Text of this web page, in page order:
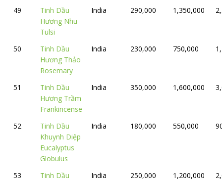
49
Tinh Dầu
Hương Nhu
Tulsi
India 290,000 1,350,000
50
Tinh Dầu
Hương Thảo
Rosemary
India 230,000 750,000
51
Tinh Dầu
Hương Trầm
Frankincense
India 350,000 1,600,000
52
Tinh Dầu
Khuynh Diệp
Eucalyptus
Globulus
India 180,000 550,000
53
Tinh Dầu
India 250,000 1,200,000